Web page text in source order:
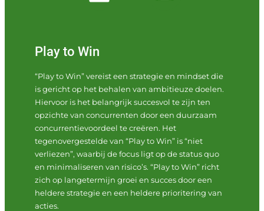
Play to Win
“Play to Win” vereist een strategie en mindset die
is gericht op het behalen van ambitieuze doelen.
Hiervoor is het belangrijk succesvol te zijn ten
opzichte van concurrenten door een duurzaam
concurrentievoordeel te creëren. Het
tegenovergestelde van “Play to Win” is “niet
verliezen”, waarbij de focus ligt op de status quo
en minimaliseren van risico’s. “Play to Win” richt
zich op langetermijn groei en succes door een
heldere strategie en een heldere prioritering van
acties.